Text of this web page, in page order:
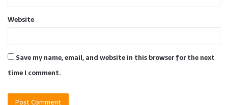
Website
Save my name, email, and website in this browser for the next
time I comment.